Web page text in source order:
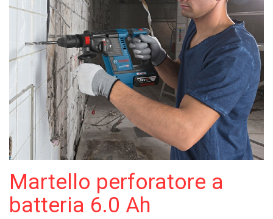
Martello perforatore a
batteria 6.0 Ah